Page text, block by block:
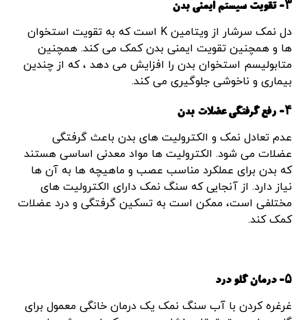
۳- تقویت سیستم ایمنی بدن
دل نمک سرشار از ویتامین K است که به تقویت استخوان
ها و همچنین تقویت ایمنی بدن کمک می کند. همچنین
متابولیسم استخوان بدن را افزایش می دهد ، که از چندین
بیماری و ناخوشی جلوگیری می کند.
۴- رفع گرفتگی عضلات بدن
عدم تعادل نمک و الکترولیت های بدن باعث گرفتگی
عضلات می شود. الکترولیت ها مواد معدنی اساسی هستند
که بدن برای عملکرد مناسب عصب و ماهیچه ها به آن ها
نیاز دارد. از آنجایی که سنگ نمک دارای الکترولیت های
مختلفی است، ممکن است به تسکین گرفتگی و درد عضلات
کمک کند.
۵- درمان گلو درد
غرغره کردن با آب سنگ نمک یک درمان خانگی معمول برای